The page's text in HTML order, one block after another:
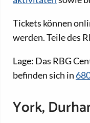
Tickets können
werden. Teile des
Lage: Das RBG
befinden sich in
York,